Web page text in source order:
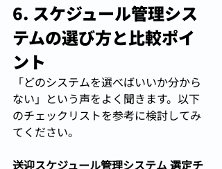
6. スケジュール管理シス
テムの選び方と比較ポイ
ント
「どのシステムを選べばいいか分から
ない」という声をよく聞きます。以下
のチェックリストを参考に検討してみ
てください。
送迎スケジュール管理システム 選定チ